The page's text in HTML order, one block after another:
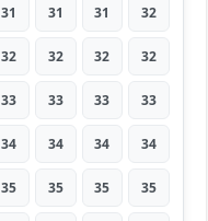
31 31 31 32
32 32 32 32
33 33 33 33
34 34 34 34
35 35 35 35